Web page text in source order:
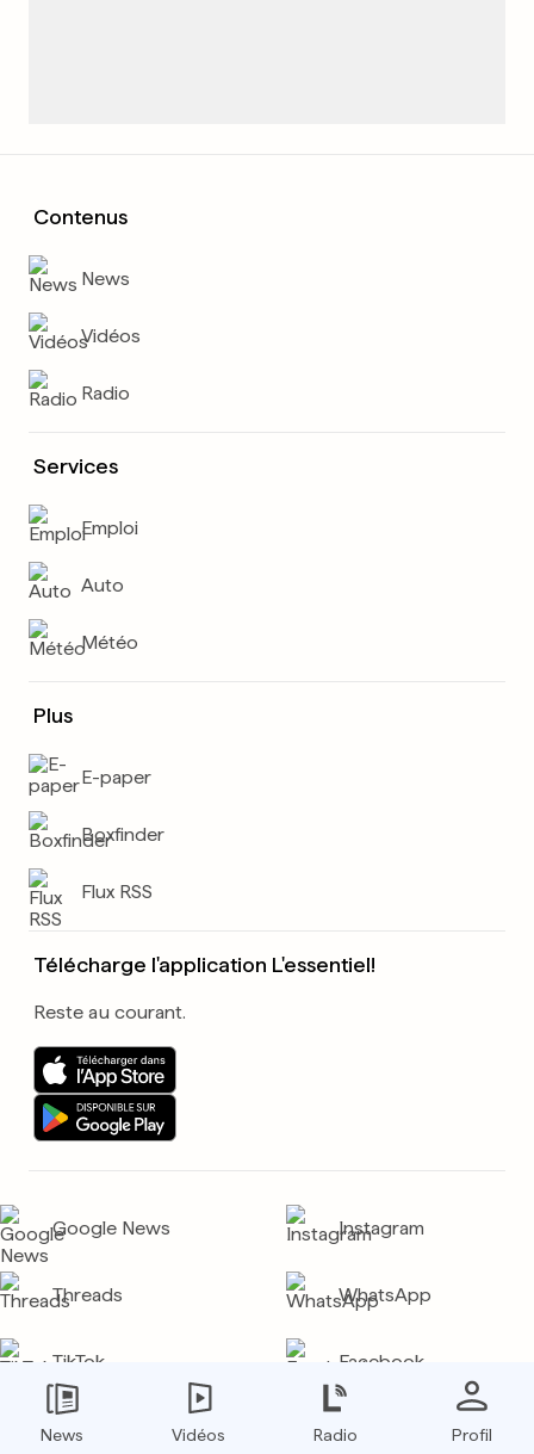
Contenus
News
Vidéos
Radio
Services
Emploi
Auto
Météo
Plus
E-paper
Boxfinder
Flux RSS
Télécharge l'application L'essentiel!
Reste au courant.
Google News Instagram
Threads WhatsApp
TikTok Facebook
YouTube LinkedIn
News Vidéos Radio Profil